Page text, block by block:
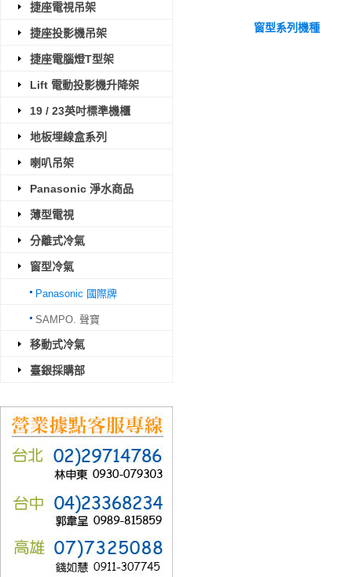
捷座電視吊架
捷座投影機吊架
捷座電腦燈T型架
Lift 電動投影機升降架
19 / 23英吋標準機櫃
地板埋線盒系列
喇叭吊架
Panasonic 淨水商品
薄型電視
分離式冷氣
窗型冷氣
Panasonic 國際牌
SAMPO. 聲寶
移動式冷氣
臺銀採購部
窗型系列機種